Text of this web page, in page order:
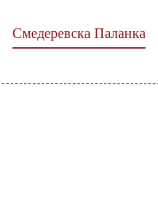
Смедеревска Паланка